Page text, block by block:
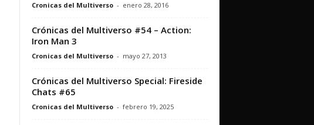
Cronicas del Multiverso - enero 28, 2016
Crónicas del Multiverso #54 – Action:
Iron Man 3
Cronicas del Multiverso - mayo 27, 2013
Crónicas del Multiverso Special: Fireside
Chats #65
Cronicas del Multiverso - febrero 19, 2025